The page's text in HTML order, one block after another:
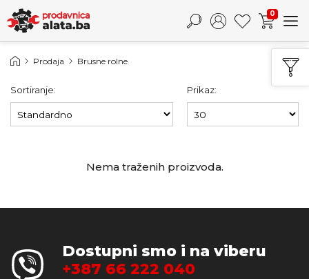
0
Prodaja Brusne rolne
Sortiranje: Prikaz:
Nema traženih proizvoda.
Dostupni smo i na viberu
+387 66 222 040